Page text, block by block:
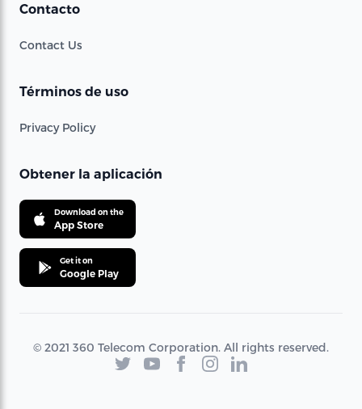
Contacto
Contact Us
Términos de uso
Privacy Policy
Obtener la aplicación
Download on the
App Store
Get it on
Google Play
© 2021 360 Telecom Corporation. All rights reserved.